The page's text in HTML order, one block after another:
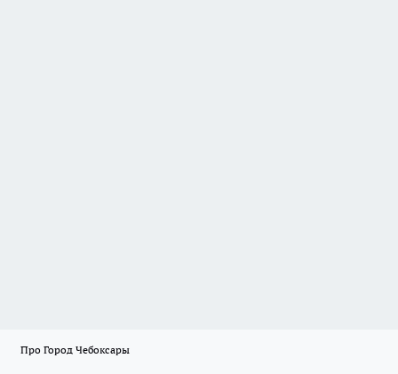
Про Город Чебоксары